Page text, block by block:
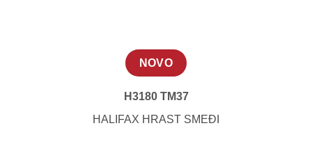
NOVO
H3180 TM37
HALIFAX HRAST SMEĐI